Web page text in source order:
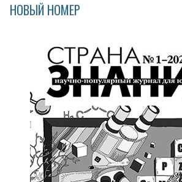
НОВЫЙ НОМЕР